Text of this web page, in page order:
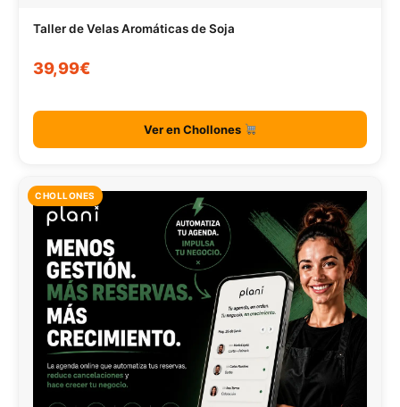
Taller de Velas Aromáticas de Soja
39,99€
Ver en Chollones
CHOLLONES